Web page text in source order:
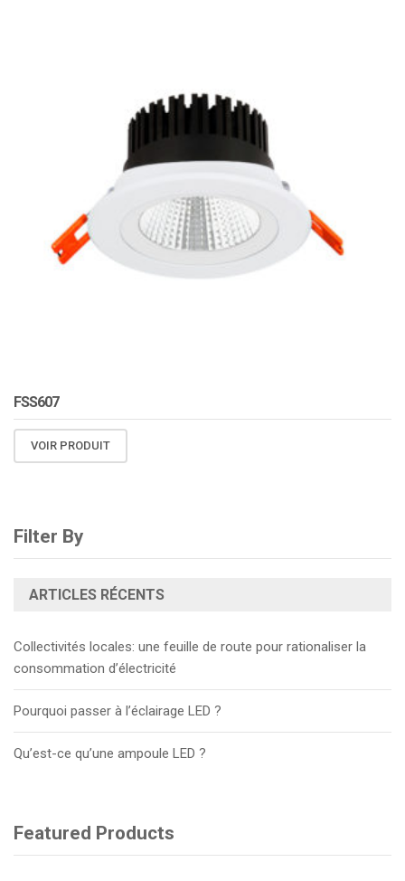
FSS607
VOIR PRODUIT
Filter By
ARTICLES RÉCENTS
Collectivités locales: une feuille de route pour rationaliser la
consommation d’électricité
Pourquoi passer à l’éclairage LED ?
Qu’est-ce qu’une ampoule LED ?
Featured Products